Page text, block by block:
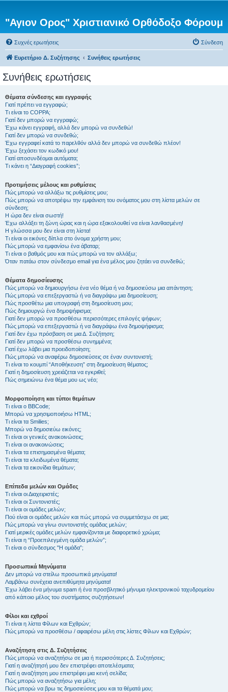
"Αγιον Ορος" Χριστιανικό Ορθόδοξο Φόρουμ
Συχνές ερωτήσεις Σύνδεση
Ευρετήριο Δ. Συζήτησης Συνήθεις ερωτήσεις
Συνήθεις ερωτήσεις
Θέματα σύνδεσης και εγγραφής
Γιατί πρέπει να εγγραφώ;
Τι είναι το COPPA;
Γιατί δεν μπορώ να εγγραφώ;
Έχω κάνει εγγραφή, αλλά δεν μπορώ να συνδεθώ!
Γιατί δεν μπορώ να συνδεθώ;
Έχω εγγραφεί κατά το παρελθόν αλλά δεν μπορώ να συνδεθώ πλέον!
Έχω ξεχάσει τον κωδικό μου!
Γιατί αποσυνδέομαι αυτόματα;
Τι κάνει η “Διαγραφή cookies”;
Προτιμήσεις μέλους και ρυθμίσεις
Πώς μπορώ να αλλάξω τις ρυθμίσεις μου;
Πώς μπορώ να αποτρέψω την εμφάνιση του ονόματος μου στη λίστα μελών σε
σύνδεση;
Η ώρα δεν είναι σωστή!
Έχω αλλάξει τη ζώνη ώρας και η ώρα εξακολουθεί να είναι λανθασμένη!
Η γλώσσα μου δεν είναι στη λίστα!
Τι είναι οι εικόνες δίπλα στο όνομα χρήστη μου;
Πώς μπορώ να εμφανίσω ένα άβαταρ;
Τι είναι ο βαθμός μου και πώς μπορώ να τον αλλάξω;
Όταν πατάω στον σύνδεσμο email για ένα μέλος μου ζητάει να συνδεθώ;
Θέματα δημοσίευσης
Πώς μπορώ να δημιουργήσω ένα νέο θέμα ή να δημοσιεύσω μια απάντηση;
Πώς μπορώ να επεξεργαστώ ή να διαγράψω μια δημοσίευση;
Πώς προσθέτω μια υπογραφή στη δημοσίευση μου;
Πώς δημιουργώ ένα δημοψήφισμα;
Γιατί δεν μπορώ να προσθέσω περισσότερες επιλογές ψήφων;
Πώς μπορώ να επεξεργαστώ ή να διαγράψω ένα δημοψήφισμα;
Γιατί δεν έχω πρόσβαση σε μια Δ. Συζήτηση;
Γιατί δεν μπορώ να προσθέσω συνημμένα;
Γιατί έχω λάβει μια προειδοποίηση;
Πώς μπορώ να αναφέρω δημοσιεύσεις σε έναν συντονιστή;
Τι είναι το κουμπί “Αποθήκευση” στη δημοσίευση θέματος;
Γιατί η δημοσίευση χρειάζεται να εγκριθεί;
Πώς σημειώνω ένα θέμα μου ως νέο;
Μορφοποίηση και τύποι θεμάτων
Τι είναι ο BBCode;
Μπορώ να χρησιμοποιήσω HTML;
Τι είναι τα Smilies;
Μπορώ να δημοσιεύω εικόνες;
Τι είναι οι γενικές ανακοινώσεις;
Τι είναι οι ανακοινώσεις;
Τι είναι τα επισημασμένα θέματα;
Τι είναι τα κλειδωμένα θέματα;
Τι είναι τα εικονίδια θεμάτων;
Επίπεδα μελών και Ομάδες
Τι είναι οι Διαχειριστές;
Τι είναι οι Συντονιστές;
Τι είναι οι ομάδες μελών;
Πού είναι οι ομάδες μελών και πώς μπορώ να συμμετάσχω σε μια;
Πώς μπορώ να γίνω συντονιστής ομάδας μελών;
Γιατί μερικές ομάδες μελών εμφανίζονται με διαφορετικό χρώμα;
Τι είναι η “Προεπιλεγμένη ομάδα μελών”;
Τι είναι ο σύνδεσμος "Η ομάδα”;
Προσωπικά Μηνύματα
Δεν μπορώ να στείλω προσωπικά μηνύματα!
Λαμβάνω συνέχεια ανεπιθύμητα μηνύματα!
Έχω λάβει ένα μήνυμα spam ή ένα προσβλητικό μήνυμα ηλεκτρονικού ταχυδρομείου
από κάποιο μέλος του συστήματος συζητήσεων!
Φίλοι και εχθροί
Τι είναι η λίστα Φίλων και Εχθρών;
Πώς μπορώ να προσθέσω / αφαιρέσω μέλη στις λίστες Φίλων και Εχθρών;
Αναζήτηση στις Δ. Συζητήσεις
Πώς μπορώ να αναζητήσω σε μια ή περισσότερες Δ. Συζητήσεις;
Γιατί η αναζήτησή μου δεν επιστρέφει αποτελέσματα;
Γιατί η αναζήτηση μου επιστρέφει μια κενή σελίδα;
Πώς μπορώ να αναζητήσω για μέλη;
Πώς μπορώ να βρω τις δημοσιεύσεις μου και τα θέματά μου;